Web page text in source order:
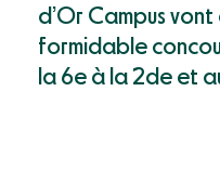
Documents
Success Stories
Support
d’Or Campus
formidable
la 6e à la 2de et